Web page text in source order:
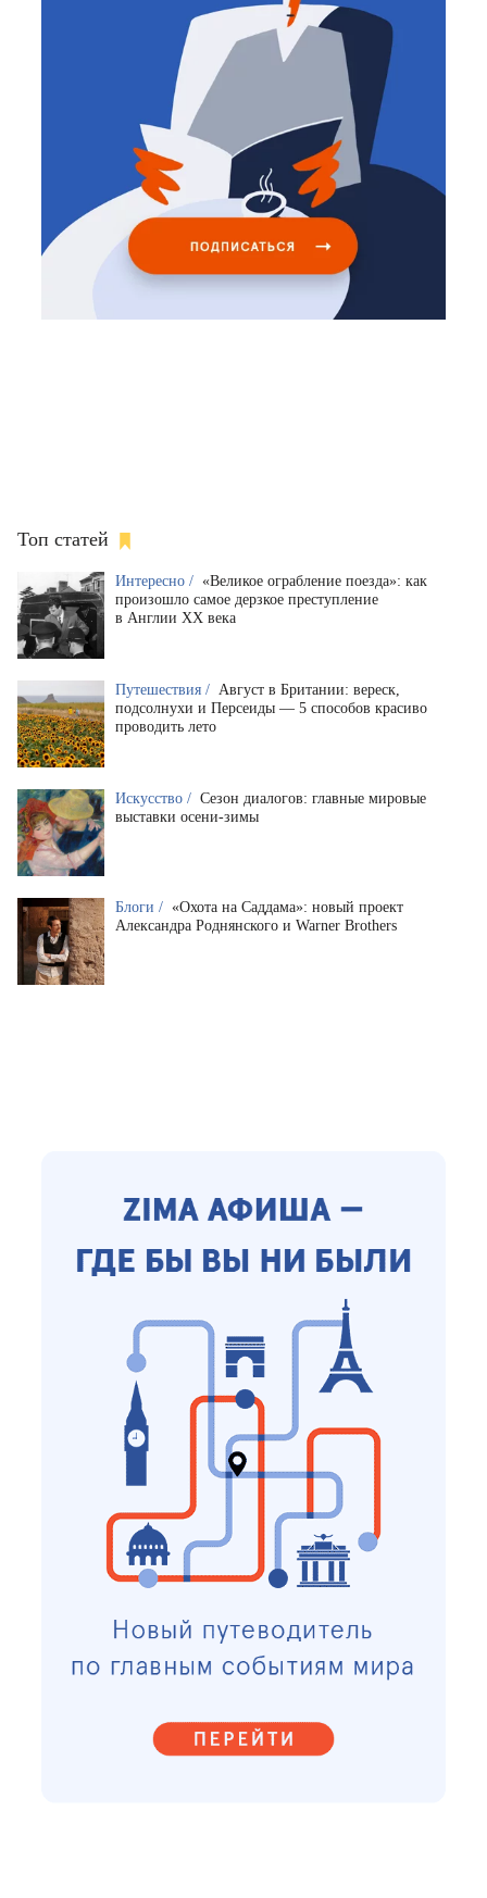
Топ статей
Интересно / «Великое ограбление поезда»: как
произошло самое дерзкое преступление
в Англии XX века
Путешествия / Август в Британии: вереск,
подсолнухи и Персеиды — 5 способов красиво
проводить лето
Искусство / Сезон диалогов: главные мировые
выставки осени-зимы
Блоги / «Охота на Саддама»: новый проект
Александра Роднянского и Warner Brothers